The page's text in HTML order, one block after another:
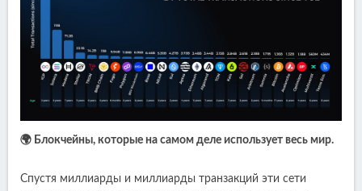
🌍 Блокчейны, которые на самом деле использует весь мир.
Спустя миллиарды и миллиарды транзакций эти сети